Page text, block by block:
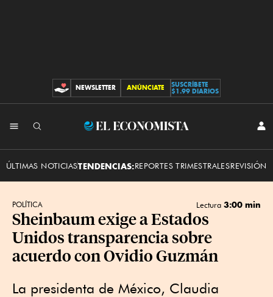
CONTRIBUCIONES
NEWSLETTER ANÚNCIATE
SUSCRÍBETE
$1.99 DIARIOS
El
ÚLTIMAS NOTICIASTENDENCIAS:REPORTES TRIMESTRALESREVISIÓN
POLÍTICA Lectura 3:00 min
Sheinbaum exige a Estados
Unidos transparencia sobre
acuerdo con Ovidio Guzmán
La presidenta de México, Claudia